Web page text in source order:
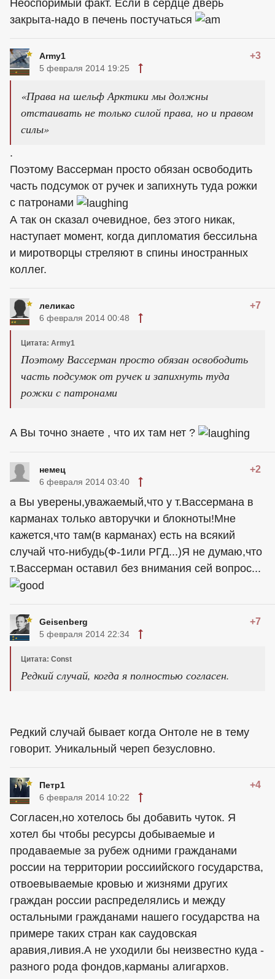
Неоспоримый факт. Если в сердце дверь
закрыта-надо в печень постучаться
Army1 +3
5 февраля 2014 19:25
«Права на шельф Арктики мы должны
отстаивать не только силой права, но и правом
силы»
.
Поэтому Вассерман просто обязан освободить
часть подсумок от ручек и запихнуть туда рожки
с патронами
А так он сказал очевидное, без этого никак,
наступает момент, когда дипломатия бессильна
и миротворцы стреляют в спины иностранных
коллег.
леликас +7
6 февраля 2014 00:48
Цитата: Army1
Поэтому Вассерман просто обязан освободить
часть подсумок от ручек и запихнуть туда
рожки с патронами
А Вы точно знаете , что их там нет ?
немец +2
6 февраля 2014 03:40
а Вы уверены,уважаемый,что у т.Вассермана в
карманах только авторучки и блокноты!Мне
кажется,что там(в карманах) есть на всякий
случай что-нибудь(Ф-1или РГД...)Я не думаю,что
т.Вассерман оставил без внимания сей вопрос...
Geisenberg +7
5 февраля 2014 22:34
Цитата: Const
Редкий случай, когда я полностью согласен.
Редкий случай бывает когда Онтоле не в тему
говорит. Уникальный череп безусловно.
Петр1 +4
6 февраля 2014 10:22
Согласен,но хотелось бы добавить чуток. Я
хотел бы чтобы ресурсы добываемые и
продаваемые за рубеж одними гражданами
россии на территории россиийского государства,
отвоевываемые кровью и жизнями других
граждан россии распределялись и между
остальными гражданами нашего государства на
примере таких стран как саудовская
аравия,ливия.А не уходили бы неизвестно куда -
разного рода фондов,карманы алигархов.